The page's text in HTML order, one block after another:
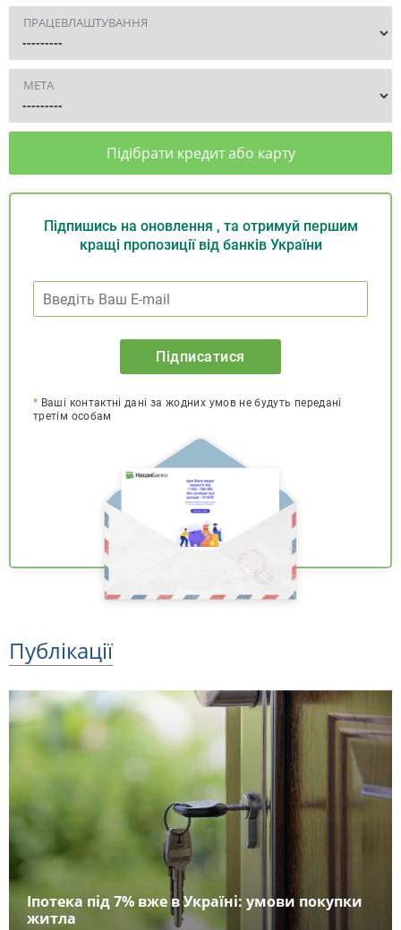
ПРАЦЕВЛАШТУВАННЯ
МЕТА
Підібрати кредит або карту
Підпишись на оновлення , та отримуй першим
кращі пропозиції від банків України
Підписатися
* Ваші контактні дані за жодних умов не будуть передані
третім особам
Публікації
Іпотека під 7% вже в Україні: умови покупки
житла